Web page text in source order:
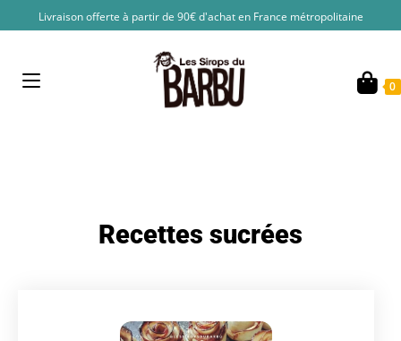
Livraison offerte à partir de 90€ d'achat en France métropolitaine
0
Recettes sucrées